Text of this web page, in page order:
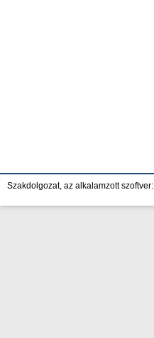
Szakdolgozat, az alkalamzott szoftver: